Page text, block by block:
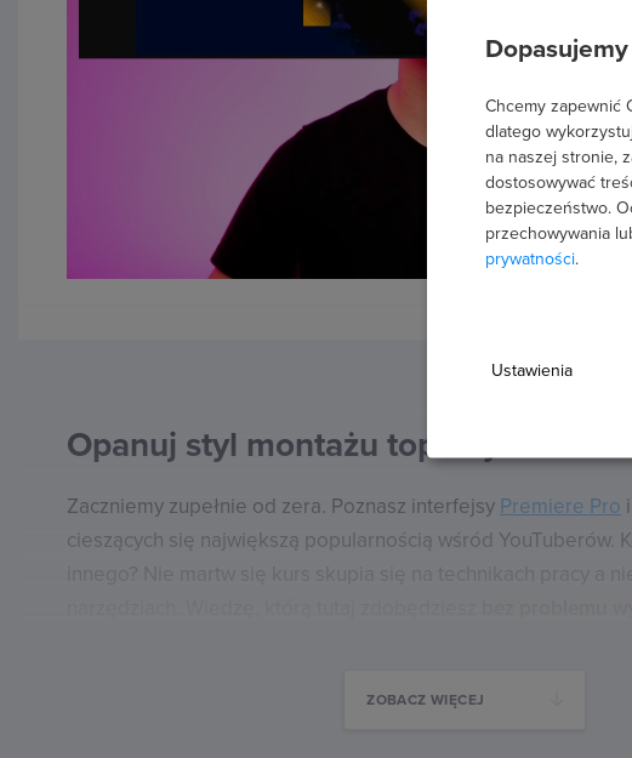
Opanuj styl montażu topowych
Zaczniemy zupełnie od zera. Poznasz interfejsy Premiere Pro i
cieszących się największą popularnością wśród YouTuberów.
ZOBACZ WIĘCEJ
Chcemy zapewnić
dlatego
na naszej stronie,
dostosowywać
bezpieczeństwo.
przechowywania
prywatności.
Ustawienia